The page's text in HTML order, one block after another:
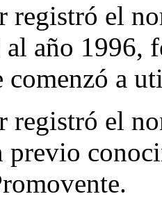
registró el
año 1996,
a
registró el
previo